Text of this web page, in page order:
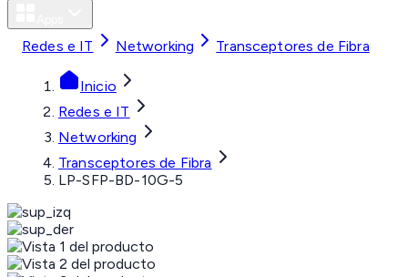
Redes e IT Networking Transceptores de Fibra
Inicio
Redes e IT
Networking
Transceptores de Fibra
LP-SFP-BD-10G-5